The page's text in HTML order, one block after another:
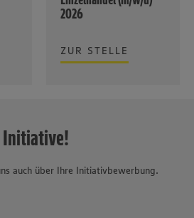
2026
ZUR STELLE
Initiative!
auch über Ihre Initiativbewerbung.